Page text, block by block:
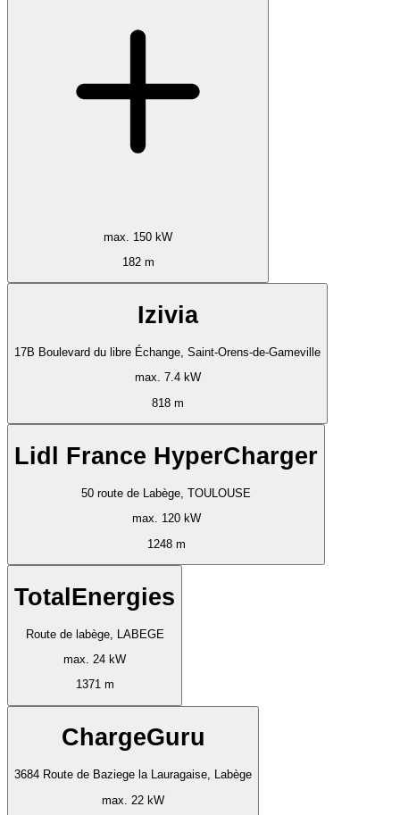
max. 150 kW
182 m
Izivia
17B Boulevard du libre Échange, Saint-Orens-de-Gameville
max. 7.4 kW
818 m
Lidl France HyperCharger
50 route de Labège, TOULOUSE
max. 120 kW
1248 m
TotalEnergies
Route de labège, LABEGE
max. 24 kW
1371 m
ChargeGuru
3684 Route de Baziege la Lauragaise, Labège
max. 22 kW